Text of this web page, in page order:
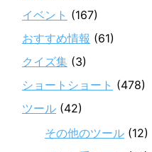
イベント (167)
おすすめ情報 (61)
クイズ集 (3)
ショートショート (478)
ツール (42)
その他のツール (12)